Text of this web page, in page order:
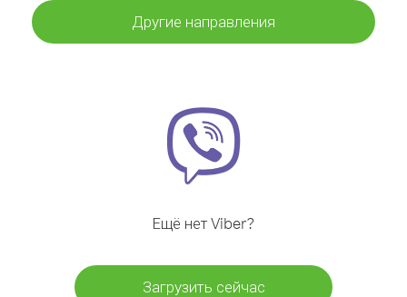
Другие направления
Ещё нет Viber?
Загрузить сейчас